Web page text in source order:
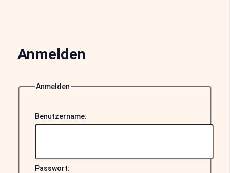
Anmelden
Anmelden
Benutzername:
Passwort: